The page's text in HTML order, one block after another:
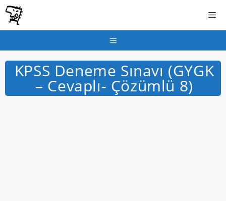
İçeriğe
atla
KPSS Deneme Sınavı (GYGK
– Cevaplı- Çözümlü 8)